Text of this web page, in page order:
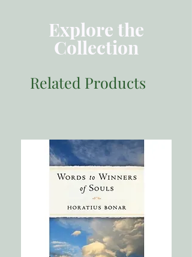
Explore the
Collection
Related Products